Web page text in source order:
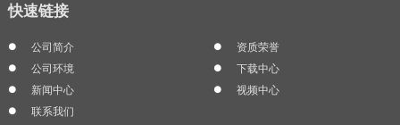
快速链接
公司简介
资质荣誉
公司环境
下载中心
新闻中心
视频中心
联系我们